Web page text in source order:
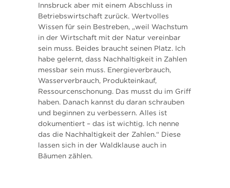
Innsbruck aber mit einem Abschluss in
Betriebswirtschaft zurück. Wertvolles
Wissen für sein Bestreben, „weil Wachstum
in der Wirtschaft mit der Natur vereinbar
sein muss. Beides braucht seinen Platz. Ich
habe gelernt, dass Nachhaltigkeit in Zahlen
messbar sein muss. Energieverbrauch,
Wasserverbrauch, Produkteinkauf,
Ressourcenschonung. Das musst du im Griff
haben. Danach kannst du daran schrauben
und beginnen zu verbessern. Alles ist
dokumentiert – das ist wichtig. Ich nenne
das die Nachhaltigkeit der Zahlen.“ Diese
lassen sich in der Waldklause auch in
Bäumen zählen.